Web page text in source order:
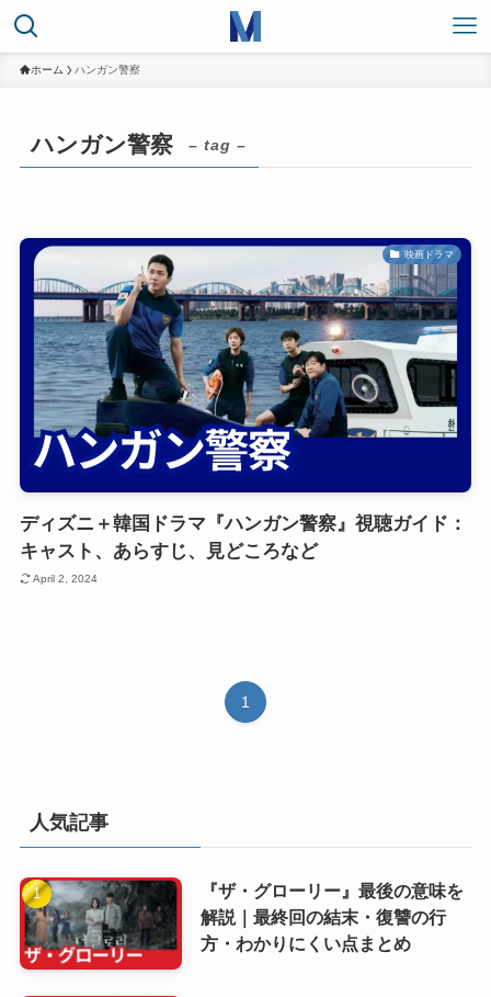
ホーム ハンガン警察
ハンガン警察 – tag –
映画ドラマ
ディズニ＋韓国ドラマ『ハンガン警察』視聴ガイド：
キャスト、あらすじ、見どころなど
April 2, 2024
1
人気記事
『ザ・グローリー』最後の意味を
解説｜最終回の結末・復讐の行
方・わかりにくい点まとめ